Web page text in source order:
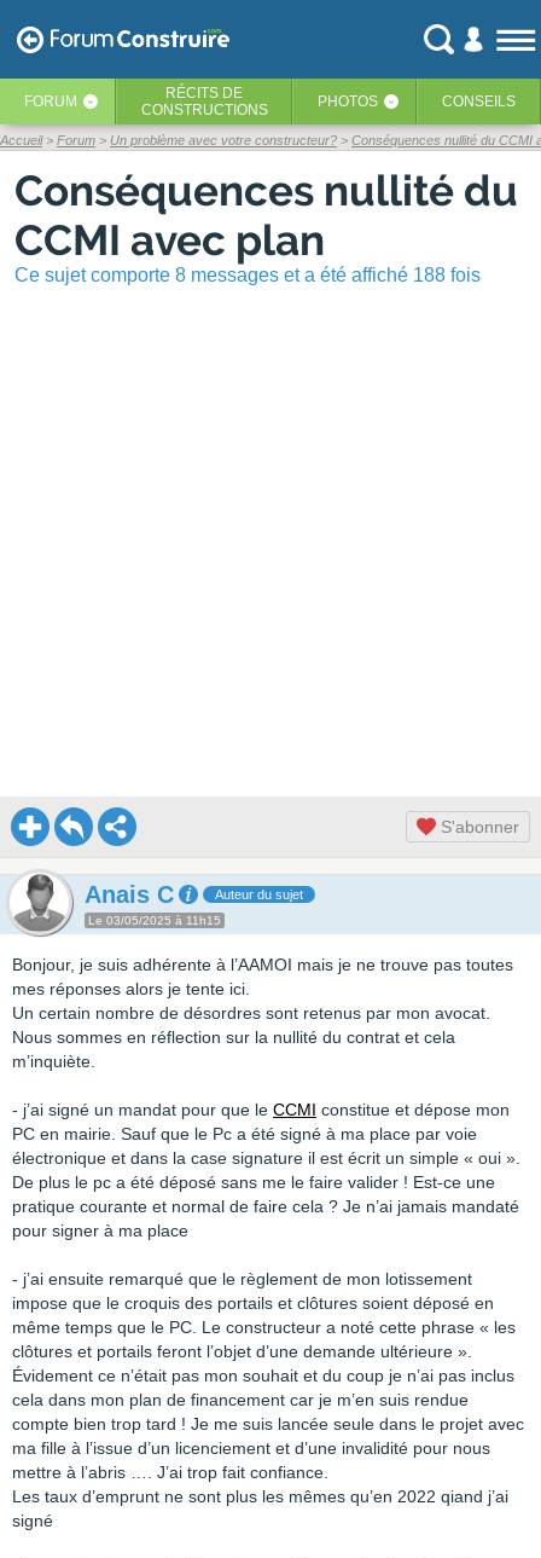
FORUM ‹ RÉCITS DE
CONSTRUCTIONS
PHOTOS ‹ CONSEILS
Accueil Forum Un problème avec votre constructeur? Conséquences nullité du CCMI
Conséquences nullité du
CCMI avec plan
Ce sujet comporte 8 messages et a été affiché 188 fois
S'abonner
Anais C Auteur du sujet
Le 03/05/2025 à 11h15
Bonjour, je suis adhérente à l’AAMOI mais je ne trouve pas toutes
mes réponses alors je tente ici.
Un certain nombre de désordres sont retenus par mon avocat.
Nous sommes en réflection sur la nullité du contrat et cela
m’inquiète.
- j’ai signé un mandat pour que le CCMI constitue et dépose mon
PC en mairie. Sauf que le Pc a été signé à ma place par voie
électronique et dans la case signature il est écrit un simple « oui ».
De plus le pc a été déposé sans me le faire valider ! Est-ce une
pratique courante et normal de faire cela ? Je n’ai jamais mandaté
pour signer à ma place
- j’ai ensuite remarqué que le règlement de mon lotissement
impose que le croquis des portails et clôtures soient déposé en
même temps que le PC. Le constructeur a noté cette phrase « les
clôtures et portails feront l’objet d’une demande ultérieure ».
Évidement ce n’était pas mon souhait et du coup je n’ai pas inclus
cela dans mon plan de financement car je m’en suis rendue
compte bien trop tard ! Je me suis lancée seule dans le projet avec
ma fille à l’issue d’un licenciement et d’une invalidité pour nous
mettre à l’abris …. J’ai trop fait confiance.
Les taux d’emprunt ne sont plus les mêmes qu’en 2022 qiand j’ai
signé